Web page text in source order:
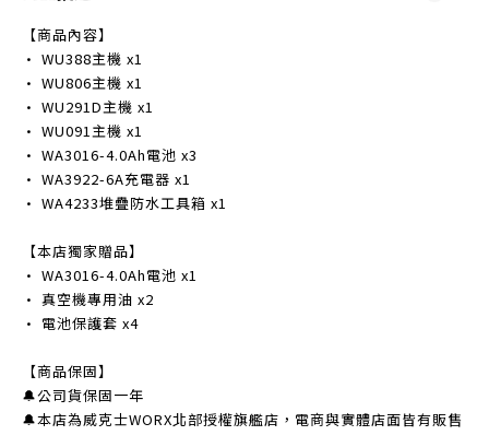
【商品內容】
• WU388主機 x1
• WU806主機 x1
• WU291D主機 x1
• WU091主機 x1
• WA3016-4.0Ah電池 x3
• WA3922-6A充電器 x1
• WA4233堆疊防水工具箱 x1
【本店獨家贈品】
• WA3016-4.0Ah電池 x1
• 真空機專用油 x2
• 電池保護套 x4
【商品保固】
🔔公司貨保固一年
🔔本店為威克士WORX北部授權旗艦店，電商與實體店面皆有販售